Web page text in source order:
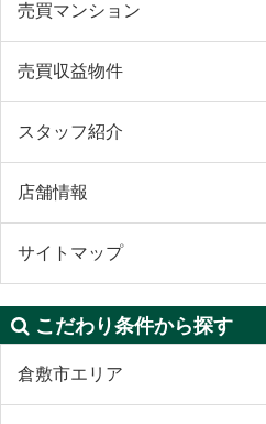
売買マンション
売買収益物件
スタッフ紹介
店舗情報
サイトマップ
こだわり条件から探す
倉敷市エリア